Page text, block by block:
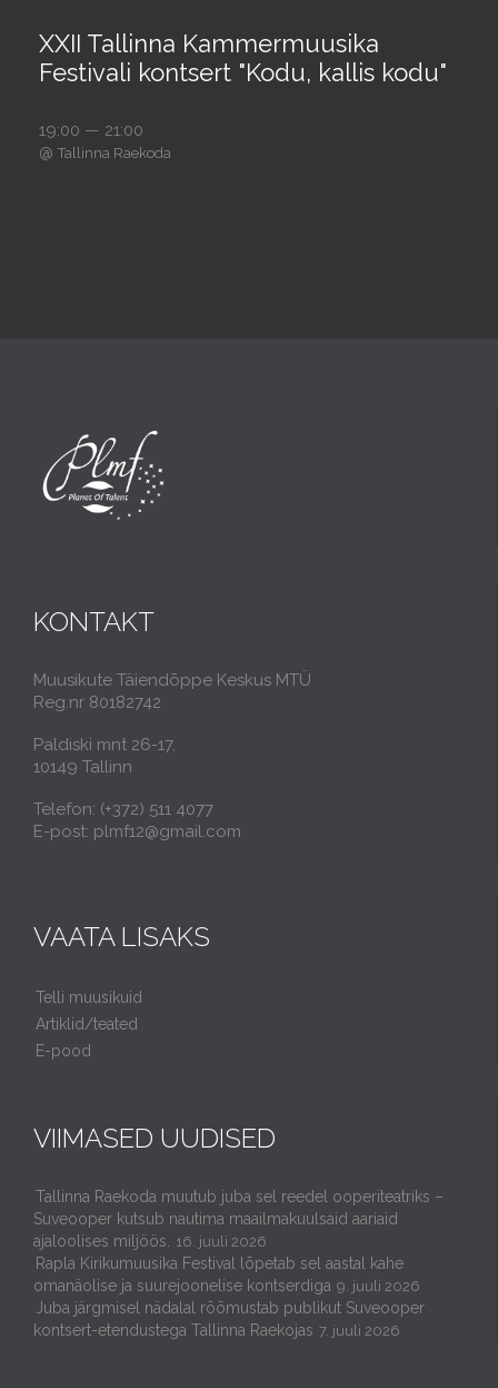
XXII Tallinna Kammermuusika
Festivali kontsert "Kodu, kallis kodu"
19:00 — 21:00
@ Tallinna Raekoda
KONTAKT
Muusikute Täiendõppe Keskus MTÜ
Reg.nr 80182742
Paldiski mnt 26-17,
10149 Tallinn
Telefon: (+372) 511 4077
E-post: plmf12@gmail.com
VAATA LISAKS
Telli muusikuid
Artiklid/teated
E-pood
VIIMASED UUDISED
Tallinna Raekoda muutub juba sel reedel ooperiteatriks –
Suveooper kutsub nautima maailmakuulsaid aariaid
ajaloolises miljöös.
16. juuli 2026
Rapla Kirikumuusika Festival lõpetab sel aastal kahe
omanäolise ja suurejoonelise kontserdiga 9. juuli 2026
Juba järgmisel nädalal rõõmustab publikut Suveooper
kontsert-etendustega Tallinna Raekojas 7. juuli 2026